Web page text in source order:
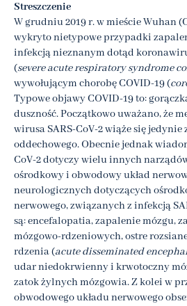
Streszczenie
W grudniu 2019 r. w mieście Wuhan
wykryto nietypowe przypadki
infekcją nieznanym dotąd
(severe acute respiratory syndrome
wywołującym chorobę COVID-19 (
Typowe objawy COVID-19 to:
duszność. Początkowo uważano, że
wirusa SARS-CoV-2 wiąże się jedynie
oddechowego. Obecnie jednak
CoV-2 dotyczy wielu innych
ośrodkowy i obwodowy układ
neurologicznych dotyczących
nerwowego, związanych z infekcją
są: encefalopatia, zapalenie mózgu,
mózgowo-rdzeniowych, ostre
rdzenia (acute disseminated
udar niedokrwienny i krwotoczny
zatok żylnych mózgowia. Z kolei w
obwodowego układu nerwowego